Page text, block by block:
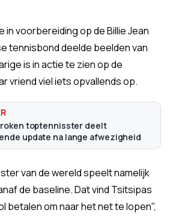
in voorbereiding op de Billie Jean
tennisbond deelde beelden van
is in actie te zien op de
vriend viel iets opvallends op.
toptennisster deelt
update na lange afwezigheid
van de wereld speelt namelijk
de baseline. Dat vind Tsitsipas
betalen om naar het net te lopen",